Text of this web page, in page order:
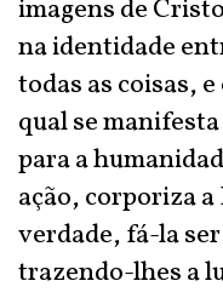
imagens de
na identidade
todas as coisas,
qual se
para a
ação, corporiza a
verdade, fá-la
trazendo-lhes a